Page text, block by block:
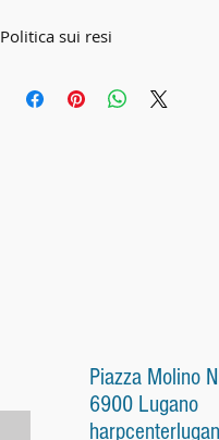
Politica sui resi
condizioni generali di vendita
schermo (denominazione,
quantità, colore, particolarità
Piazza Molino
6900 Lugano